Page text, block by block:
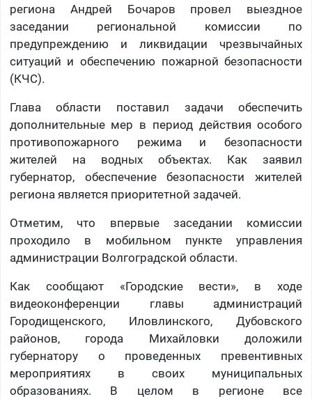
региона Андрей Бочаров провел выездное
заседании региональной комиссии по
предупреждению и ликвидации чрезвычайных
ситуаций и обеспечению пожарной безопасности
(КЧС).
Глава области поставил задачи обеспечить
дополнительные мер в период действия особого
противопожарного режима и безопасности
жителей на водных объектах. Как заявил
губернатор, обеспечение безопасности жителей
региона является приоритетной задачей.
Отметим, что впервые заседании комиссии
проходило в мобильном пункте управления
администрации Волгоградской области.
Как сообщают «Городские вести», в ходе
видеоконференции главы администраций
Городищенского, Иловлинского, Дубовского
районов, города Михайловки доложили
губернатору о проведенных превентивных
мероприятиях в своих муниципальных
образованиях. В целом в регионе все